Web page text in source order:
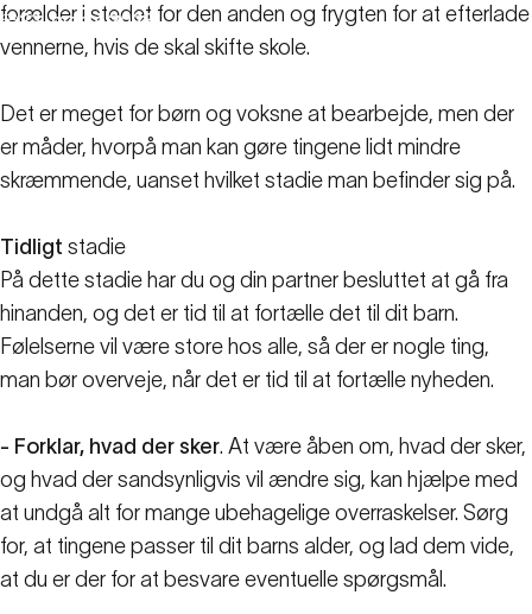
23. marts 2023
forælder i stedet for den anden og frygten for at efterlade
vennerne, hvis de skal skifte skole.
Det er meget for børn og voksne at bearbejde, men der
er måder, hvorpå man kan gøre tingene lidt mindre
skræmmende, uanset hvilket stadie man befinder sig på.
Tidligt stadie
På dette stadie har du og din partner besluttet at gå fra
hinanden, og det er tid til at fortælle det til dit barn.
Følelserne vil være store hos alle, så der er nogle ting,
man bør overveje, når det er tid til at fortælle nyheden.
- Forklar, hvad der sker. At være åben om, hvad der sker,
og hvad der sandsynligvis vil ændre sig, kan hjælpe med
at undgå alt for mange ubehagelige overraskelser. Sørg
for, at tingene passer til dit barns alder, og lad dem vide,
at du er der for at besvare eventuelle spørgsmål.